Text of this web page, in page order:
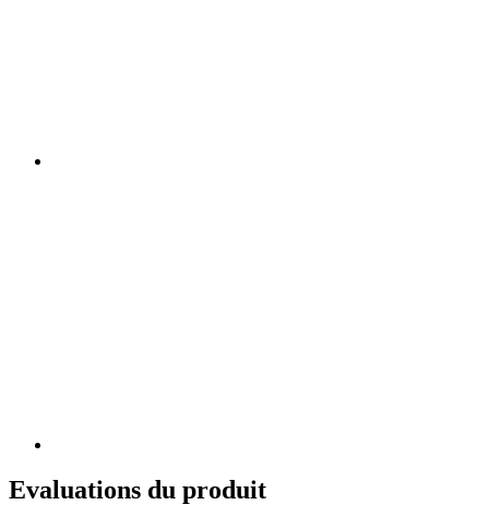
Evaluations du produit